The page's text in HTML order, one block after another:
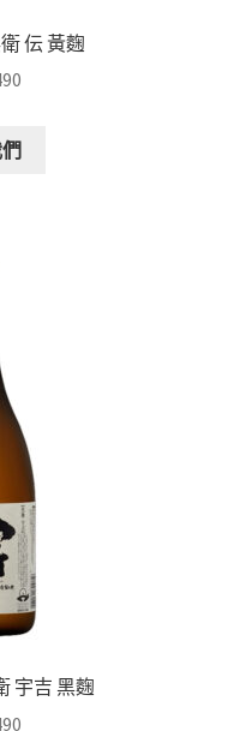
伝 黃麴
宇吉 黑麴